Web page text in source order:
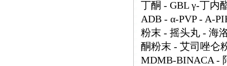
丁酮 - GBL γ-丁内
ADB - α-PVP - A-
粉末 - 摇头丸 - 海
酮粉末 - 艾司唑仑
MDMB-BINACA -